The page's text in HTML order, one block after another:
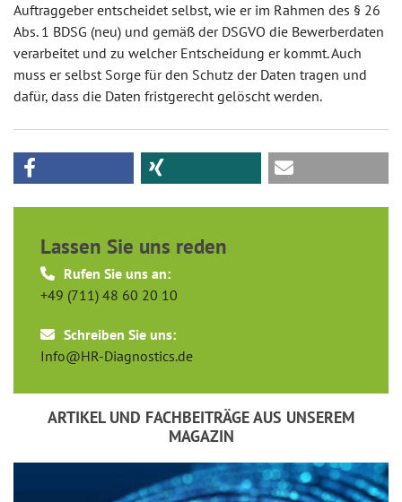
Auftraggeber entscheidet selbst, wie er im Rahmen des § 26
Abs. 1 BDSG (neu) und gemäß der DSGVO die Bewerberdaten
verarbeitet und zu welcher Entscheidung er kommt. Auch
muss er selbst Sorge für den Schutz der Daten tragen und
dafür, dass die Daten fristgerecht gelöscht werden.
Lassen Sie uns reden
Rufen Sie uns an:
+49 (711) 48 60 20 10
Schreiben Sie uns:
Info@HR-Diagnostics.de
ARTIKEL UND FACHBEITRÄGE AUS UNSEREM
MAGAZIN